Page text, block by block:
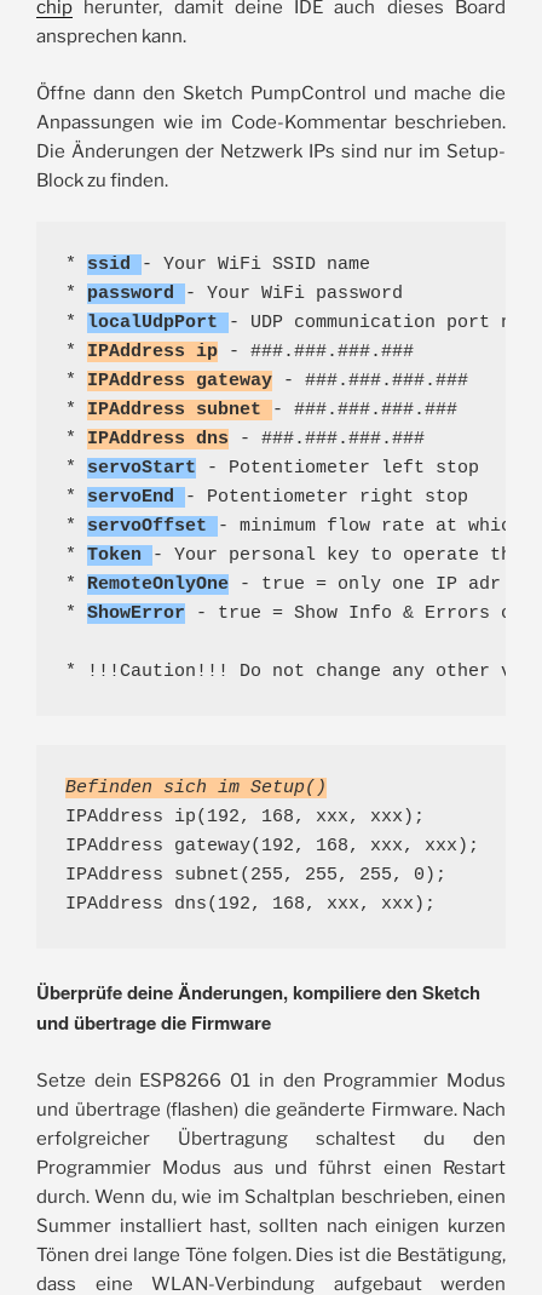
chip herunter, damit deine IDE auch dieses Board
ansprechen kann.
Öffne dann den Sketch PumpControl und mache die
Anpassungen wie im Code-Kommentar beschrieben.
Die Änderungen der Netzwerk IPs sind nur im Setup-
Block zu finden.
* ssid
- Your WiFi SSID name
* password
- Your WiFi password
* localUdpPort
- UDP communication port
* IPAddress ip - ###.###.###.###
* IPAddress gateway - ###.###.###.###
* IPAddress subnet
- ###.###.###.###
* IPAddress dns - ###.###.###.###
* servoStart - Potentiometer left stop
* servoEnd
- Potentiometer right stop
* servoOffset
- minimum flow rate at
* Token
- Your personal key to operate
* RemoteOnlyOne - true = only one IP adr
* ShowError - true = Show Info & Errors on
* !!!Caution!!! Do not change any other
Befinden sich im Setup()
IPAddress ip(192, 168, xxx, xxx);
IPAddress gateway(192, 168, xxx, xxx);
IPAddress subnet(255, 255, 255, 0);
IPAddress dns(192, 168, xxx, xxx);
Überprüfe deine Änderungen, kompiliere den Sketch
und übertrage die Firmware
Setze dein ESP8266 01 in den Programmier Modus
und übertrage (flashen) die geänderte Firmware. Nach
erfolgreicher Übertragung schaltest du den
Programmier Modus aus und führst einen Restart
durch. Wenn du, wie im Schaltplan beschrieben, einen
Summer installiert hast, sollten nach einigen kurzen
Tönen drei lange Töne folgen. Dies ist die Bestätigung,
dass eine WLAN-Verbindung aufgebaut werden